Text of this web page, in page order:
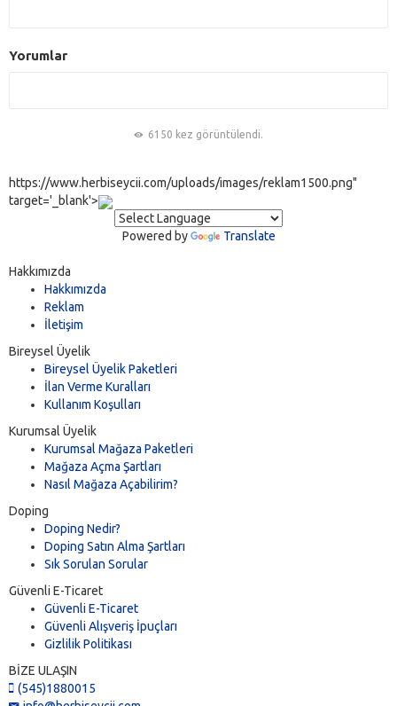
Yorumlar
6150 kez görüntülendi.
https://www.herbiseycii.com/uploads/images/reklam1500.png"
target='_blank'>
Powered by Translate
Hakkımızda
Hakkımızda
Reklam
İletişim
Bireysel Üyelik
Bireysel Üyelik Paketleri
İlan Verme Kuralları
Kullanım Koşulları
Kurumsal Üyelik
Kurumsal Mağaza Paketleri
Mağaza Açma Şartları
Nasıl Mağaza Açabilirim?
Doping
Doping Nedir?
Doping Satın Alma Şartları
Sık Sorulan Sorular
Güvenli E-Ticaret
Güvenli E-Ticaret
Güvenli Alışveriş İpuçları
Gizlilik Politikası
BİZE ULAŞIN
(545)1880015